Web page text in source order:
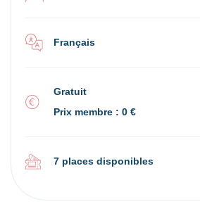
Français
Gratuit
Prix membre : 0 €
7 places disponibles